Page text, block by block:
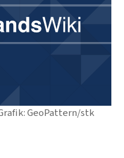
GeoPattern/stk